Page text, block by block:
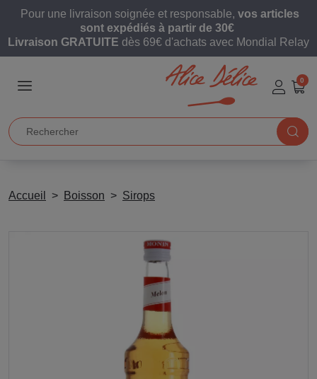
Pour une livraison soignée et responsable, vos articles
sont expédiés à partir de 30€
Livraison GRATUITE dès 69€ d'achats avec Mondial Relay
0
Accueil Boisson Sirops